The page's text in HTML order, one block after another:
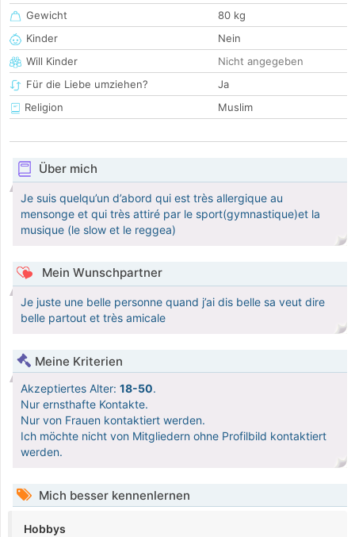
Gewicht
80 kg
Kinder
Nein
Will Kinder
Nicht angegeben
Für die Liebe umziehen?
Ja
Religion
Muslim
Über mich
Je suis quelqu’un d’abord qui est très allergique au
mensonge et qui très attiré par le sport(gymnastique)et la
musique (le slow et le reggea)
Mein Wunschpartner
Je juste une belle personne quand j’ai dis belle sa veut dire
belle partout et très amicale
Meine Kriterien
Akzeptiertes Alter: 18-50.
Nur ernsthafte Kontakte.
Nur von Frauen kontaktiert werden.
Ich möchte nicht von Mitgliedern ohne Profilbild kontaktiert
werden.
Mich besser kennenlernen
Hobbys